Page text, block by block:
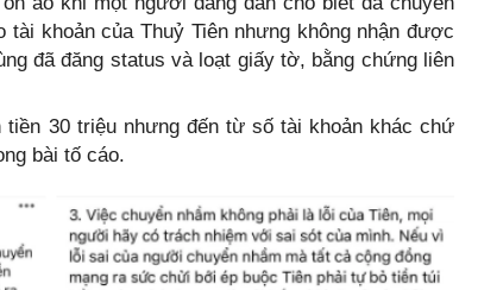
tài khoản của Thuỷ Tiên nhưng không nhận được
đã đăng status và loạt giấy tờ, bằng chứng liên
tiền 30 triệu nhưng đến từ số tài khoản khác chứ
bài tố cáo.